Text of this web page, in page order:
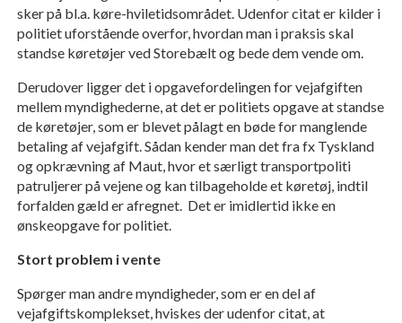
sker på bl.a. køre-hviletidsområdet. Udenfor citat er kilder i
politiet uforstående overfor, hvordan man i praksis skal
standse køretøjer ved Storebælt og bede dem vende om.
Derudover ligger det i opgavefordelingen for vejafgiften
mellem myndighederne, at det er politiets opgave at standse
de køretøjer, som er blevet pålagt en bøde for manglende
betaling af vejafgift. Sådan kender man det fra fx Tyskland
og opkrævning af Maut, hvor et særligt transportpoliti
patruljerer på vejene og kan tilbageholde et køretøj, indtil
forfalden gæld er afregnet. Det er imidlertid ikke en
ønskeopgave for politiet.
Stort problem i vente
Spørger man andre myndigheder, som er en del af
vejafgiftskomplekset, hviskes der udenfor citat, at